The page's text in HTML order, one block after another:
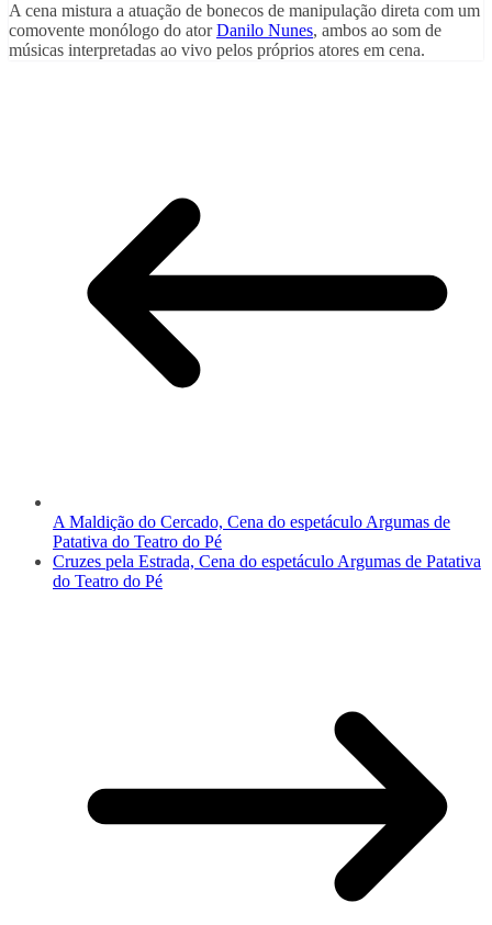
A cena mistura a atuação de bonecos de manipulação direta com um
comovente monólogo do atorDanilo Nunes, ambos ao som de
músicas interpretadas ao vivo pelos próprios atores em cena.
A Maldição do Cercado, Cena do espetáculo Argumas de
Patativa do Teatro do Pé
Cruzes pela Estrada, Cena do espetáculo Argumas de Patativa
do Teatro do Pé